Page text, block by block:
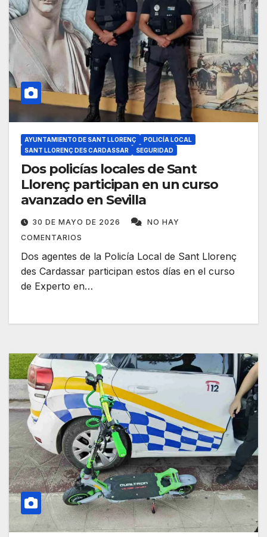
AYUNTAMIENTO DE SANT LLORENÇ
POLICÍA LOCAL
SANT LLORENÇ DES CARDASSAR
SEGURIDAD
Dos policías locales de Sant
Llorenç participan en un curso
avanzado en Sevilla
30 DE MAYO DE 2026
NO HAY
COMENTARIOS
Dos agentes de la Policía Local de Sant Llorenç
des Cardassar participan estos días en el curso
de Experto en…